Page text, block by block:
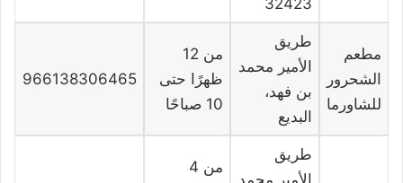
32423
مطعم
الشحرور
للشاورما
طريق
الأمير محمد
بن فهد،
البديع
من 12
ظهرًا حتى
10 صباحًا
966138306465
طريق
من 4